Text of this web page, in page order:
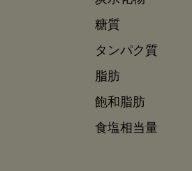
糖質
タンパク質
脂肪
飽和脂肪
食塩相当量